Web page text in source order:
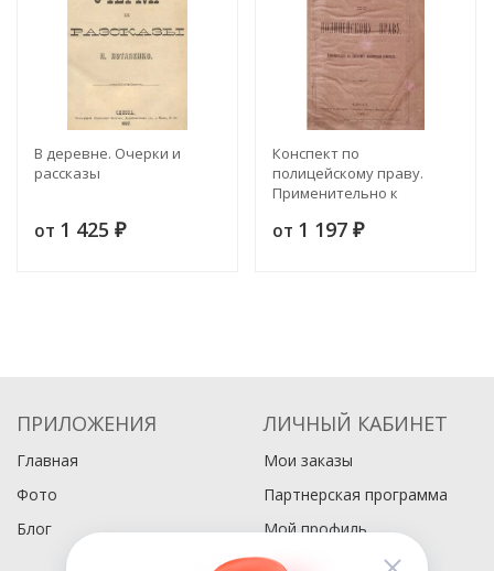
В деревне. Очерки и
рассказы
от 1 425 ₽
Конспект по
полицейскому праву.
Применительно к
комиссии. Рукопись
от 1 197 ₽
ПРИЛОЖЕНИЯ
Главная
Фото
Блог
ЛИЧНЫЙ КАБИНЕТ
Мои заказы
Партнерская программа
Мой профиль